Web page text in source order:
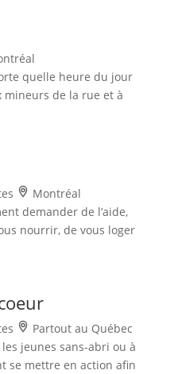
quelle heure du jour
mineurs de la rue et à
Montréal
demander de l’aide,
nourrir, de vous loger
Partout au Québec
jeunes sans-abri ou à
se mettre en action afin